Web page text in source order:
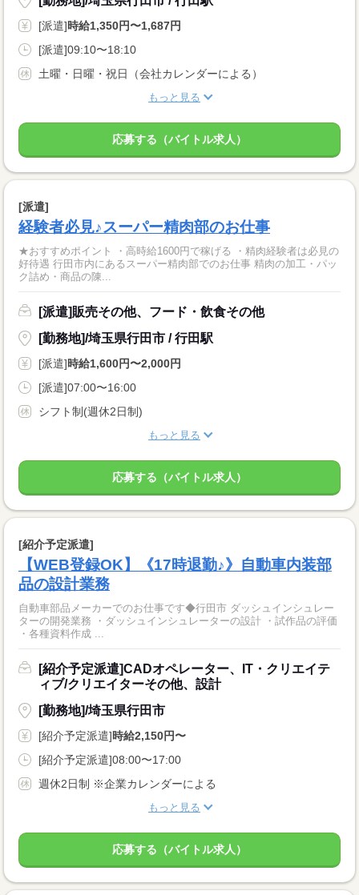
[派遣]時給1,350円〜1,687円
[派遣]09:10〜18:10
土曜・日曜・祝日（会社カレンダーによる）
もっと見る
応募する（バイトル求人）
[派遣]
経験者必見♪スーパー精肉部のお仕事
★おすすめポイント ・高時給1600円で稼げる ・精肉経験者は必見の
好待遇 行田市内にあるスーパー精肉部でのお仕事 精肉の加工・パッ
ク詰め・商品の陳...
[派遣]販売その他、フード・飲食その他
[勤務地]/埼玉県行田市 / 行田駅
[派遣]時給1,600円〜2,000円
[派遣]07:00〜16:00
シフト制(週休2日制)
もっと見る
応募する（バイトル求人）
[紹介予定派遣]
【WEB登録OK】《17時退勤♪》自動車内装部
品の設計業務
自動車部品メーカーでのお仕事です◆行田市 ダッシュインシュレー
ターの開発業務 ・ダッシュインシュレーターの設計 ・試作品の評価
・各種資料作成 ...
[紹介予定派遣]CADオペレーター、IT・クリエイテ
ィブ/クリエイターその他、設計
[勤務地]/埼玉県行田市
[紹介予定派遣]時給2,150円〜
[紹介予定派遣]08:00〜17:00
週休2日制 ※企業カレンダーによる
もっと見る
応募する（バイトル求人）